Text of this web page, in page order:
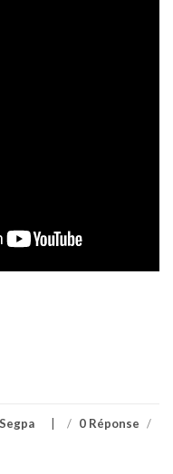
/ 0 Réponse /